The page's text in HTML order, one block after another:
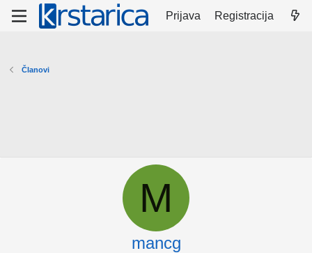
Prijava Registracija
Članovi
M
mancg